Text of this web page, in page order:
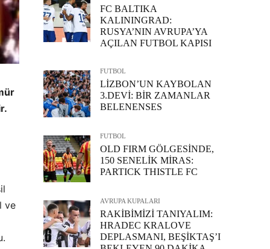
ve
FC BALTIKA
KALININGRAD:
RUSYA’NIN AVRUPA’YA
AÇILAN FUTBOL KAPISI
FUTBOL
LİZBON’UN KAYBOLAN
3.DEVİ: BİR ZAMANLAR
BELENENSES
FUTBOL
OLD FIRM GÖLGESİNDE,
150 SENELİK MİRAS:
PARTICK THISTLE FC
AVRUPA KUPALARI
RAKİBİMİZİ TANIYALIM:
HRADEC KRALOVE
DEPLASMANI, BEŞİKTAŞ’I